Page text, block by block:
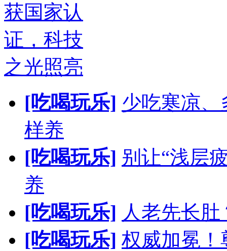
获国家认
证，科技
之光照亮
[吃喝玩乐] 少吃寒凉
样养
[吃喝玩乐] 别让“浅层
养
[吃喝玩乐] 人老先长
[吃喝玩乐] 权威加冕！